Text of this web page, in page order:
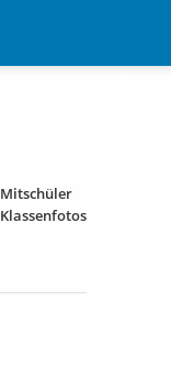
Mitschüler
Klassenfotos